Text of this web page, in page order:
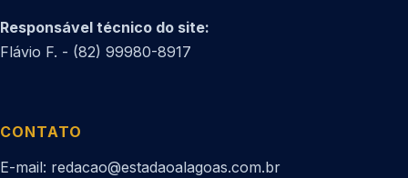
Responsável técnico do site:
Flávio F. - (82) 99980-8917
CONTATO
E-mail: redacao@estadaoalagoas.com.br